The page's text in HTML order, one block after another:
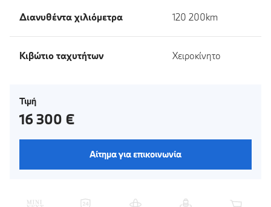
Διανυθέντα χιλιόμετρα 120 200km
Κιβώτιο ταχυτήτων Χειροκίνητο
Τιμή
16 300 €
Αίτημα για επικοινωνία